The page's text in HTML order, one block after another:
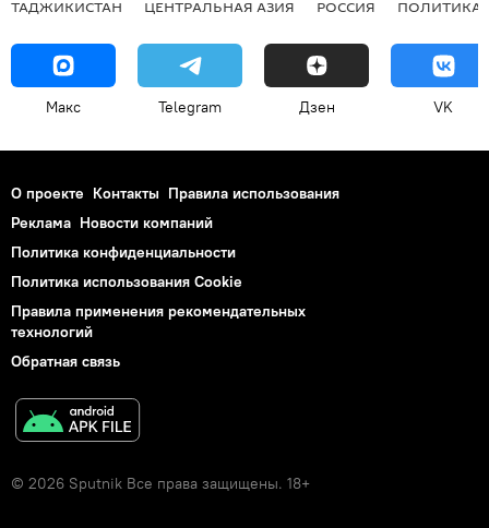
ТАДЖИКИСТАН ЦЕНТРАЛЬНАЯ АЗИЯ РОССИЯ ПОЛИТИКА
Макс Telegram Дзен VK
О проекте Контакты Правила использования
Реклама Новости компаний
Политика конфиденциальности
Политика использования Cookie
Правила применения рекомендательных
технологий
Обратная связь
© 2026 Sputnik Все права защищены. 18+